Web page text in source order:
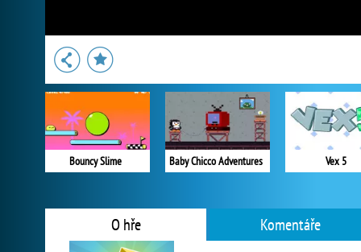
Bouncy Slime Baby Chicco Adventures Vex 5
O hře Komentáře